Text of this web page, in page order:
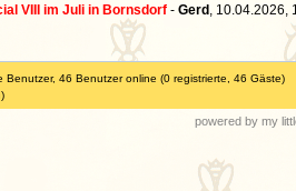
VIII im Juli in Bornsdorf - Gerd 10.04.2026,
46 Benutzer online (0 registrierte, 46 Gäste)
powered by my